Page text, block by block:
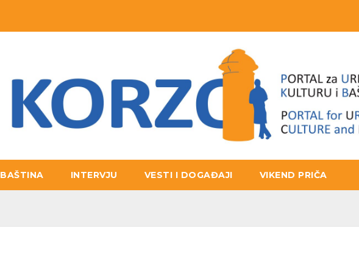
BAŠTINA INTERVJU VESTI I DOGAĐAJI VIKEND PRIČA